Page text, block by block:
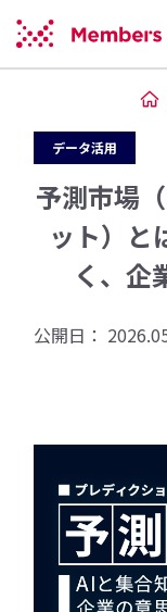
データ活用
予測市場
ット）と
く、企
公開日：